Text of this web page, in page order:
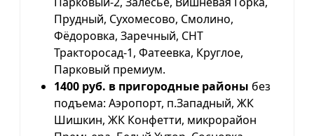
Прудный, Сухомесово, Смолино,
Фёдоровка, Заречный, СНТ
Тракторосад-1, Фатеевка, Круглое,
Парковый премиум.
1400 руб. в пригородные районы без
подъема: Аэропорт, п.Западный, ЖК
Шишкин, ЖК Конфетти, микрорайон